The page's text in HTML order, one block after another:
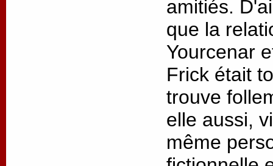
amitiés.
que la
Yourcenar
Frick était
trouve
elle aussi,
même